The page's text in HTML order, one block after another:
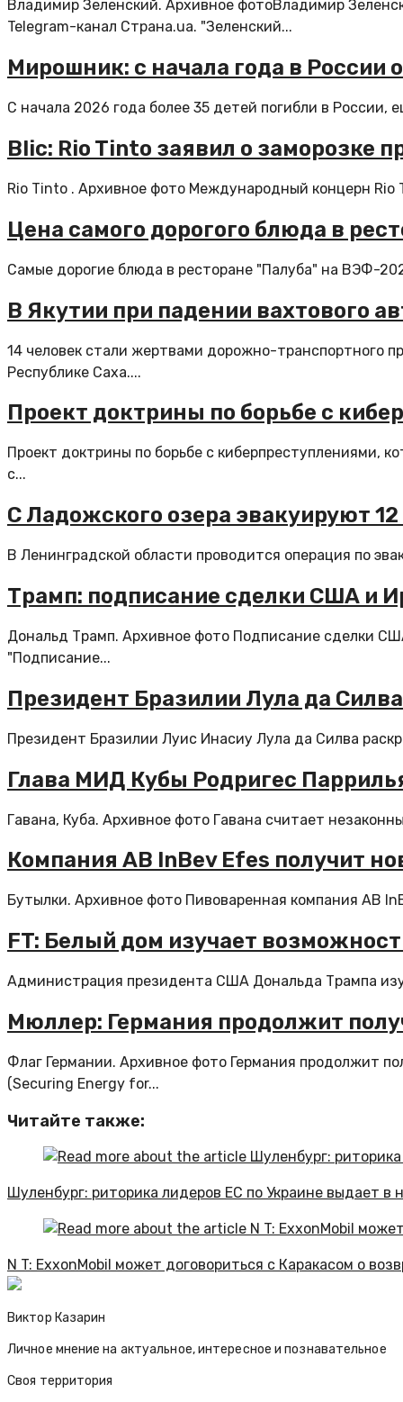
Владимир Зеленский. Архивное фотоВладимир
Telegram-канал Страна.ua. "Зеленский...
Мирошник: с начала года в России
С начала 2026 года более 35 детей погибли в России,
Blic: Rio Tinto заявил о заморозке
Rio Tinto . Архивное фото Международный концерн
Цена самого дорогого блюда в
Самые дорогие блюда в ресторане "Палуба" на ВЭФ-
В Якутии при падении вахтового
14 человек стали жертвами дорожно-транспортного
Республике Саха....
Проект доктрины по борьбе с
Проект доктрины по борьбе с киберпреступлениями,
с...
С Ладожского озера эвакуируют
В Ленинградской области проводится операция по
Трамп: подписание сделки США и
Дональд Трамп. Архивное фото Подписание сделки
"Подписание...
Президент Бразилии Лула да
Президент Бразилии Луис Инасиу Лула да Силва
Глава МИД Кубы Родригес
Гавана, Куба. Архивное фото Гавана считает
Компания AB InBev Efes получит
Бутылки. Архивное фото Пивоваренная компания AB
FT: Белый дом изучает
Администрация президента США Дональда Трампа
Мюллер: Германия продолжит
Флаг Германии. Архивное фото Германия продолжит
(Securing Energy for...
Читайте также:
Шуленбург: риторика лидеров ЕС по Украине выдает в
N T: ExxonMobil может договориться с Каракасом о
Виктор Казарин
Личное мнение на актуальное, интересное и познавательное
Своя территория